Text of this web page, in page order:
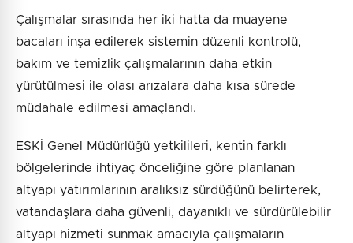
Çalışmalar sırasında her iki hatta da muayene
bacaları inşa edilerek sistemin düzenli kontrolü,
bakım ve temizlik çalışmalarının daha etkin
yürütülmesi ile olası arızalara daha kısa sürede
müdahale edilmesi amaçlandı.
ESKİ Genel Müdürlüğü yetkilileri, kentin farklı
bölgelerinde ihtiyaç önceliğine göre planlanan
altyapı yatırımlarının aralıksız sürdüğünü belirterek,
vatandaşlara daha güvenli, dayanıklı ve sürdürülebilir
altyapı hizmeti sunmak amacıyla çalışmaların